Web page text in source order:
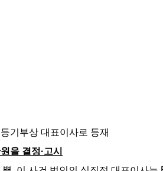
기부상 대표이사로 등재
을 결정·고시